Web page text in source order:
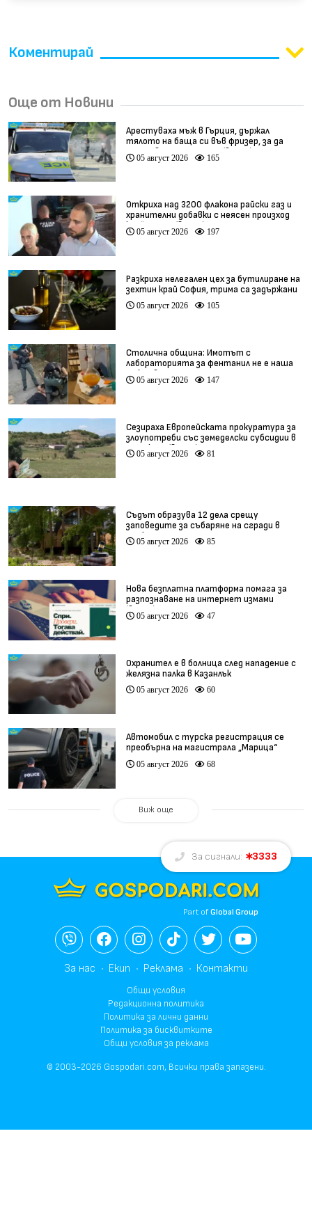
Коментирай
Още от Новини
Арестуваха мъж в Гърция, държал
тялото на баща си във фризер, за да
получава пенсията му (видео)
05 август 2026 165
Откриха над 3200 флакона райски газ и
хранителни добавки с неясен произход
край София (видео)
05 август 2026 197
Разкриха нелегален цех за бутилиране на
зехтин край София, трима са задържани
05 август 2026 105
Столична община: Имотът с
лабораторията за фентанил не е наша
собственост
05 август 2026 147
Сезираха Европейската прокуратура за
злоупотреби със земеделски субсидии в
Кърджали (видео)
05 август 2026 81
Съдът образува 12 дела срещу
заповедите за събаряне на сгради в
„Баба Алино“
05 август 2026 85
Нова безплатна платформа помага за
разпознаване на интернет измами
(видео)
05 август 2026 47
Охранител е в болница след нападение с
желязна палка в Казанлък
05 август 2026 60
Автомобил с турска регистрация се
преобърна на магистрала „Марица“
05 август 2026 68
Виж още
За сигнали: 3333
Part ofGlobal Group
За нас Екип Реклама Контакти
Общи условия
Редакционна политика
Политика за лични данни
Политика за бисквитките
Общи условия за реклама
© 2003-2026 Gospodari.com, Всички права запазени.